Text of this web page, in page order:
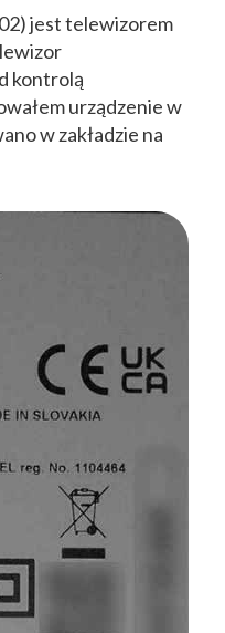
jest telewizorem
kontrolą
urządzenie w
w zakładzie na